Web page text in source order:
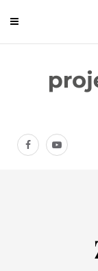
Chcesz być na
Twoje dane